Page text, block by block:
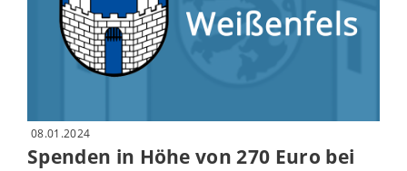
08.01.2024
Spenden in Höhe von 270 Euro bei